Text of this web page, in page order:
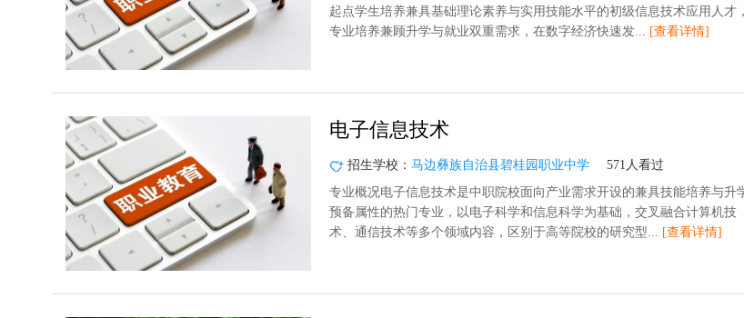
起点学生培养兼具基础理论素养与实用技能水平的初级信息技术应用人才，
专业培养兼顾升学与就业双重需求，在数字经济快速发... [查看详情]
电子信息技术
招生学校： 马边彝族自治县碧桂园职业中学
571人看过
专业概况电子信息技术是中职院校面向产业需求开设的兼具技能培养与升
预备属性的热门专业，以电子科学和信息科学为基础，交叉融合计算机技
术、通信技术等多个领域内容，区别于高等院校的研究型... [查看详情]